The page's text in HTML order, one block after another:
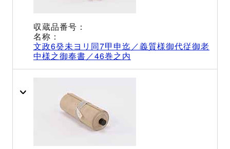
文政6癸未ヨリ同7甲申迄／義質様御代従御老
中様之御奉書／46巻之内